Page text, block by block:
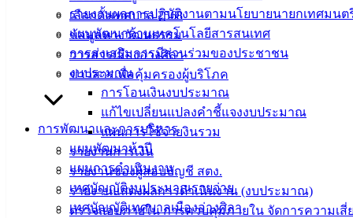
รายงานผลการปฏิบัติงานตามนโยบายนายกเทศมนต
แผนพัฒนาด้านเทคโนโลยีสารสนเทศ
การส่งเสริมการมีส่วนร่วมของประชาชน
งบประมาณ
การโอนเงินงบประมาณ
แก้ไขเปลี่ยนแปลงคำชี้แจงงบประมาณ
แผนการใช้จ่ายงินรวม
รายงานการเงิน
รายงานของผู้สอบบัญชี สตง.
รายงานแสดงผลการดำเนินงาน (งบประมาณ)
ตรวจสอบภายใน การควบคุมภายใน จัดการความเสี่
เลือกตั้งเทศบาล 2568
ข้อมูลทางวัฒนธรรม
วารสารเมืองอ่างศิลา
ข่าวสารเพื่อคุ้มครองผู้บริโภค
การพัฒนาและการบริหาร
แผนพัฒนาห้าปี
แผนการดำเนินงาน
เทศบัญญัติงบประมาณรายจ่าย
เทศบัญญัติเทศบาลเมืองอ่างศิลา
เทศบาลเมืองอ่างศิลา
สำนักงานเทศบาลเมืองอ่างศิลา 90/338 ม.3
ต.เสม็ด อ.เมือง จ.ชลบุรี 20000
038-142-100-104
บริการประชาชน